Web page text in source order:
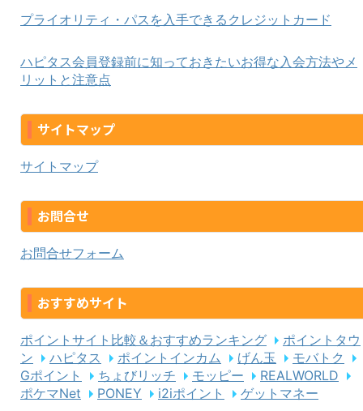
プライオリティ・パスを入手できるクレジットカード
ハピタス会員登録前に知っておきたいお得な入会方法やメ
リットと注意点
サイトマップ
サイトマップ
お問合せ
お問合せフォーム
おすすめサイト
ポイントサイト比較＆おすすめランキング
ポイントタウ
ン
ハピタス ポイントインカム げん玉
モバトク
Gポイント
ちょびリッチ モッピー
REALWORLD
ポケマNet
PONEY i2iポイント ゲットマネー